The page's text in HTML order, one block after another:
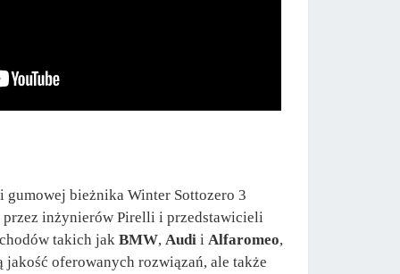
gumowej bieżnika Winter Sottozero 3
przez inżynierów Pirelli i przedstawicieli
takich jak BMW, Audi i Alfaromeo,
oferowanych rozwiązań, ale także